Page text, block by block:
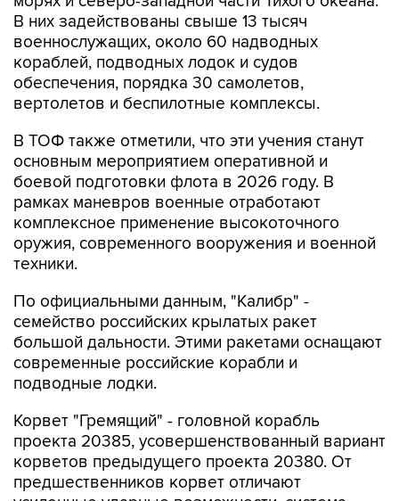
В них задействованы свыше 13 тысяч
военнослужащих, около 60 надводных
кораблей, подводных лодок и судов
обеспечения, порядка 30 самолетов,
вертолетов и беспилотные комплексы.
В ТОФ также отметили, что эти учения станут
основным мероприятием оперативной и
боевой подготовки флота в 2026 году. В
рамках маневров военные отработают
комплексное применение высокоточного
оружия, современного вооружения и военной
техники.
По официальными данным, "Калибр" -
семейство российских крылатых ракет
большой дальности. Этими ракетами оснащают
современные российские корабли и
подводные лодки.
Корвет "Гремящий" - головной корабль
проекта 20385, усовершенствованный вариант
корветов предыдущего проекта 20380. От
предшественников корвет отличают